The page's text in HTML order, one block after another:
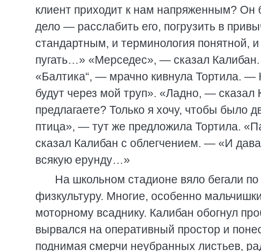
клиент приходит к нам напряженным? Он
дело — расслабить его, погрузить в
стандартным, и терминология понятной,
пугать…» «Мерседес», — сказал
«Балтика“, — мрачно кивнула Тортила. —
будут через мой труп». «Ладно, —
предлагаете? Только я хочу, чтобы было
птица», — тут же предложила Тортила.
сказал Калибан с облегчением. — «И
всякую ерунду…»
На школьном стадионе вяло бегали
физкультуру. Многие, особенно
моторному всаднику. Калибан обогнул
вырвался на оперативный простор и
поднимая смерчи неубранных листьев,